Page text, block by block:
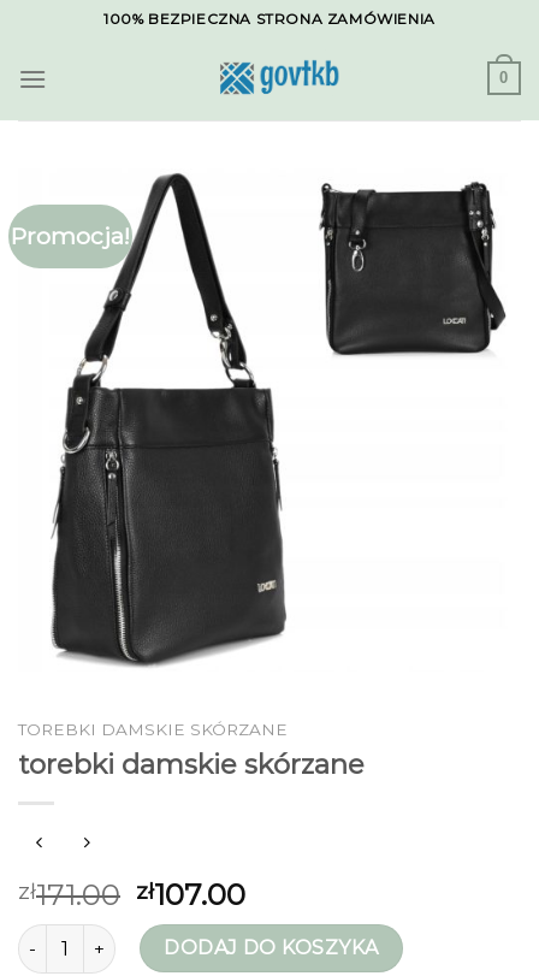
content
100% BEZPIECZNA STRONA ZAMÓWIENIA
0
Promocja!
TOREBKI DAMSKIE SKÓRZANE
torebki damskie skórzane
zł171.00 zł107.00
ilość torebki damskie skórzane
DODAJ DO KOSZYKA